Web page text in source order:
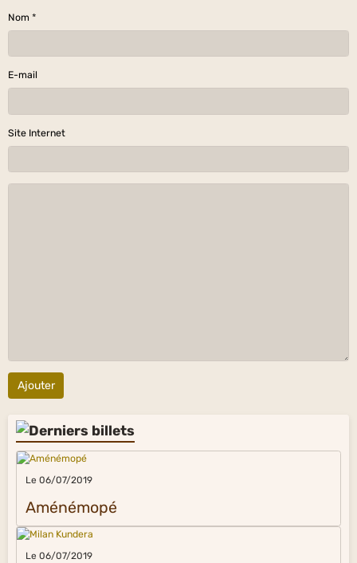
Nom
E-mail
Site Internet
Ajouter
Le 06/07/2019
Aménémopé
Le 06/07/2019